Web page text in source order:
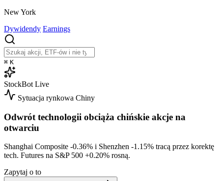
New York
Dywidendy Earnings
⌘ K
StockBot Live
Sytuacja rynkowa Chiny
Odwrót technologii obciąża chińskie akcje na
otwarciu
Shanghai Composite -0.36% i Shenzhen -1.15% tracą przez korektę
tech. Futures na S&P 500 +0.20% rosną.
Zapytaj o to